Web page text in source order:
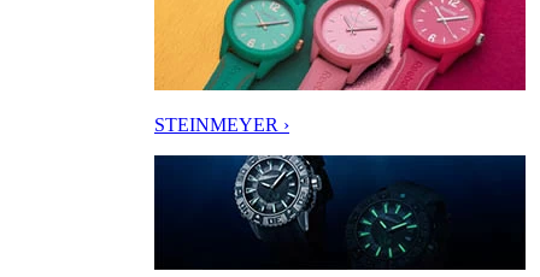
STEINMEYER ›